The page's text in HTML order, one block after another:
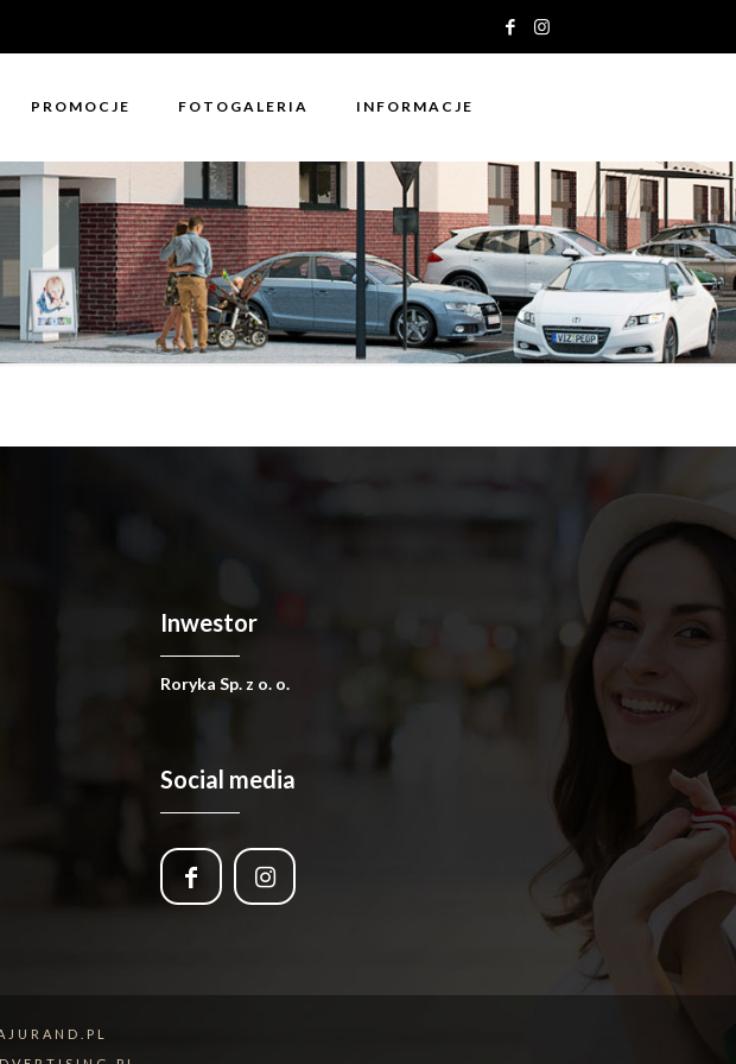
PROMOCJE FOTOGALERIA INFORMACJE
Inwestor
Roryka Sp. z o. o.
Social media